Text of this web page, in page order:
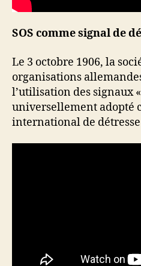
SOS comme signal de
Le 3 octobre 1906, la
organisations
l’utilisation des signaux
universellement adopté
international de